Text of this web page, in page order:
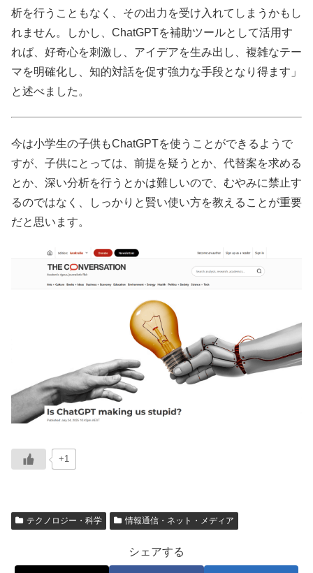
析を行うこともなく、その出力を受け入れてしまうかもし
れません。しかし、ChatGPTを補助ツールとして活用す
れば、好奇心を刺激し、アイデアを生み出し、複雑なテー
マを明確化し、知的対話を促す強力な手段となり得ます」
と述べました。
今は小学生の子供もChatGPTを使うことができるようで
すが、子供にとっては、前提を疑うとか、代替案を求める
とか、深い分析を行うとかは難しいので、むやみに禁止す
るのではなく、しっかりと賢い使い方を教えることが重要
だと思います。
+1
テクノロジー・科学 情報通信・ネット・メディア
シェアする